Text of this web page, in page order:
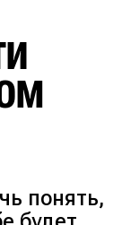
понять,